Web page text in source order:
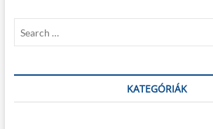
z
é
n
a
t
:
KATEGÓRIÁK